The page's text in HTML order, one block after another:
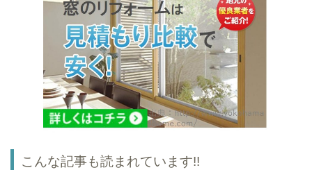
こんな記事も読まれています!!